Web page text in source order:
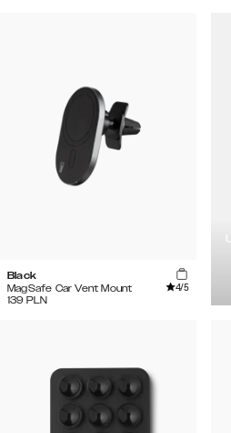
Black
MagSafe Car Vent Mount
4/5
139 PLN